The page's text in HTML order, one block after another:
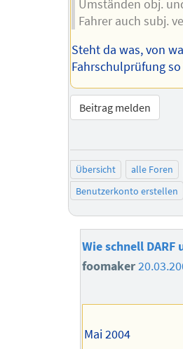
Umständen obj.
Fahrer auch subj.
Steht da was, von
Fahrschulprüfung
Beitrag melden
Übersicht alle Foren
Benutzerkonto erstellen
Wie schnell DARF
foomaker
Mai 2004